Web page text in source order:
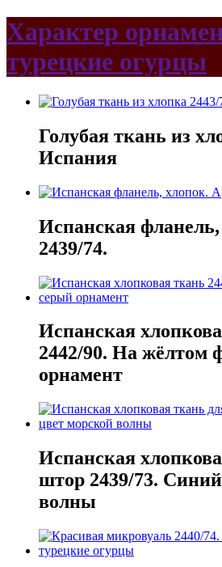
Характер
турецкие огурцы
Голубая ткань из
Испания
Испанская
2439/74.
Испанская
2442/90. На жёлтом
орнамент
Испанская
штор 2439/73.
волны